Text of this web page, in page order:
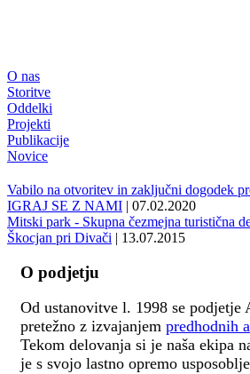
O nas
Storitve
Oddelki
Projekti
Publikacije
Novice
Vabilo na otvoritev in zaključni dogodek
IGRAJ SE Z NAMI | 07.02.2020
Mitski park - Skupna čezmejna turistična
Škocjan pri Divači | 13.07.2015
O podjetju
Od ustanovitve l. 1998 se podjetje
pretežno z izvajanjem predhodnih
Tekom delovanja si je naša ekipa
je s svojo lastno opremo